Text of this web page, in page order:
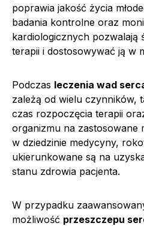
poprawia jakość życia
badania kontrolne oraz
kardiologicznych pozwalają
terapii i dostosowywać ją w
Podczas leczenia wad
zależą od wielu czynników,
czas rozpoczęcia terapii
organizmu na zastosowane
w dziedzinie medycyny,
ukierunkowane są na
stanu zdrowia pacjenta.
W przypadku
możliwość przeszczepu